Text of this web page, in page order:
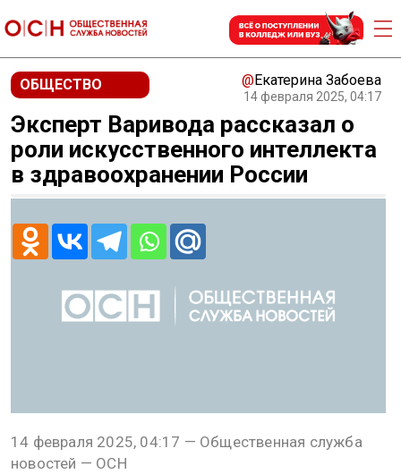
ОБЩЕСТВО @Екатерина Забоева
14 февраля 2025, 04:17
Эксперт Варивода рассказал о
роли искусственного интеллекта
в здравоохранении России
14 февраля 2025, 04:17 — Общественная служба
новостей — ОСН